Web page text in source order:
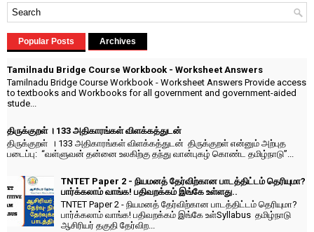
Popular Posts Archives
Tamilnadu Bridge Course Workbook - Worksheet Answers
Tamilnadu Bridge Course Workbook - Worksheet Answers Provide access
to textbooks and Workbooks for all government and government-aided
stude...
திருக்குறள் । 133 அதிகாரங்கள் விளக்கத்துடன்
திருக்குறள் । 133 அதிகாரங்கள் விளக்கத்துடன் திருக்குறள் என்னும் அற்புத
படைப்பு: “வள்ளுவன் தன்னை உலகிற்கு தந்து வான்புகழ் கொண்ட தமிழ்நாடு”...
TNTET Paper 2 - நியமனத் தேர்விற்கான பாடத்திட்டம் தெரியுமா?
பார்க்கலாம் வாங்க! பதிவறக்கம் இங்கே உள்ளது..
TNTET Paper 2 - நியமனத் தேர்விற்கான பாடத்திட்டம் தெரியுமா?
பார்க்கலாம் வாங்க! பதிவறக்கம் இங்கே உள்Syllabus தமிழ்நாடு
ஆசிரியர் தகுதி தேர்விற...